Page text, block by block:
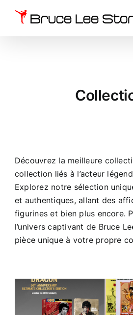
Découvrez la meilleure
collection liés à l’acteur
Explorez notre sélection
et authentiques, allant des
figurines et bien plus encore.
l’univers captivant de Bruce
pièce unique à votre propre